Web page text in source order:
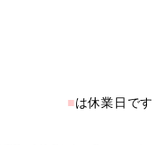
■は休業日です